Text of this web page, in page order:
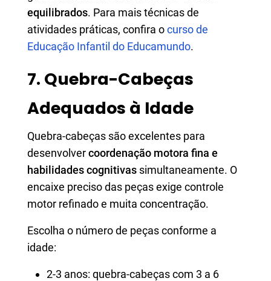
equilibrados. Para mais técnicas de
atividades práticas, confira ocurso de
Educação Infantil do Educamundo.
7. Quebra-Cabeças
Adequados à Idade
Quebra-cabeças são excelentes para
desenvolvercoordenação motora fina e
habilidades cognitivas simultaneamente. O
encaixe preciso das peças exige controle
motor refinado e muita concentração.
Escolha o número de peças conforme a
idade:
2-3 anos: quebra-cabeças com 3 a 6